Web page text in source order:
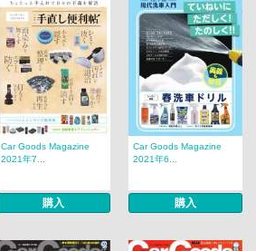
Car Goods Magazine
2021年7...
購入
Car Goods Magazine
2021年6...
購入